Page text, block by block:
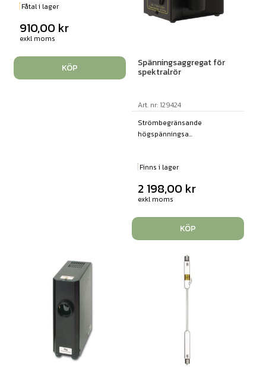
Fåtal i lager
910,00 kr
exkl moms
KÖP Spänningsaggregat för
spektralrör
Art. nr: 129424
Strömbegränsande
högspänningsa...
Finns i lager
2 198,00 kr
exkl moms
KÖP